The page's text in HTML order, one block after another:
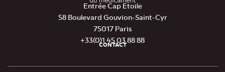
Entrée Cap Etoile
58 Boulevard Gouvion-Saint-Cyr
75017 Paris
+33(0)1 45 03 88 88
de
CONTACT